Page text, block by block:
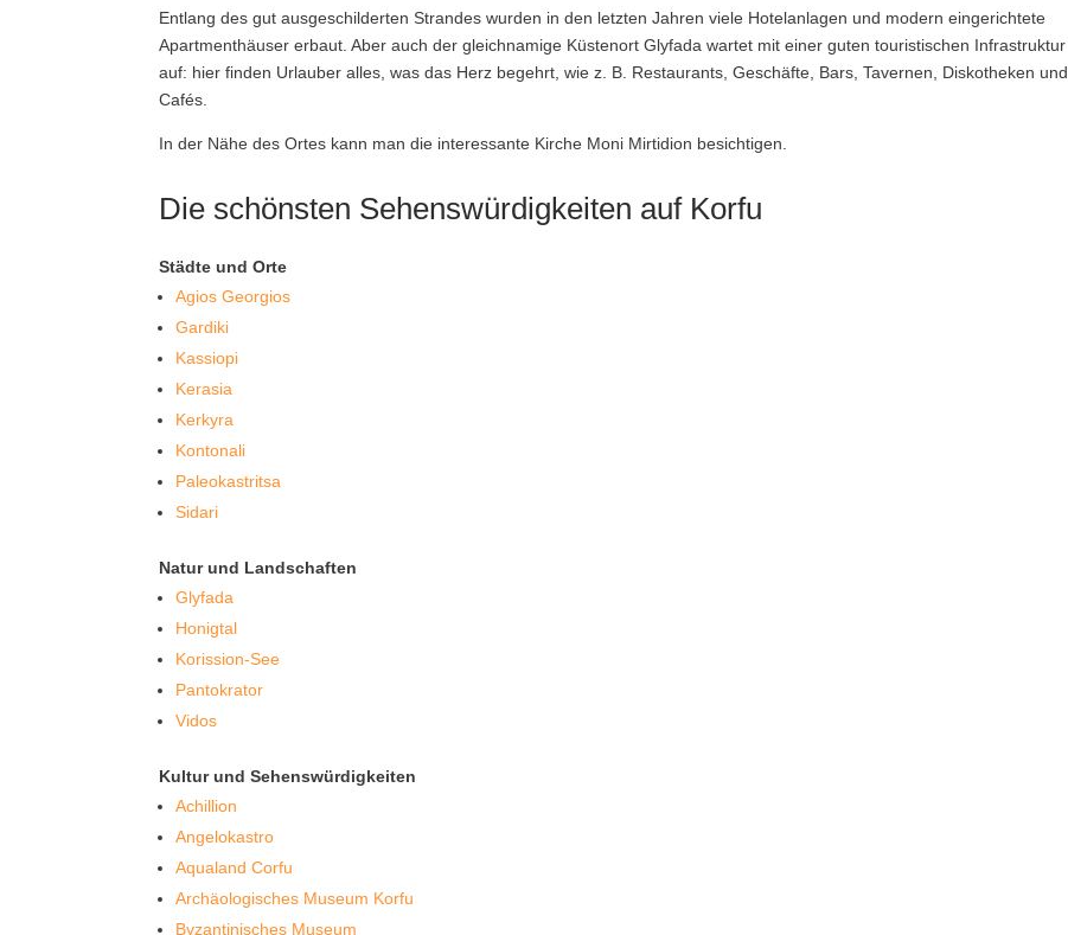
Entlang des gut ausgeschilderten Strandes wurden in den letzten Jahren viele Hotelanlagen und modern eingerichtete
Apartmenthäuser erbaut. Aber auch der gleichnamige Küstenort Glyfada wartet mit einer guten touristischen Infrastruktur
auf: hier finden Urlauber alles, was das Herz begehrt, wie z. B. Restaurants, Geschäfte, Bars, Tavernen, Diskotheken und
Cafés.
In der Nähe des Ortes kann man die interessante Kirche Moni Mirtidion besichtigen.
Die schönsten Sehenswürdigkeiten auf Korfu
Städte und Orte
Agios Georgios
Gardiki
Kassiopi
Kerasia
Kerkyra
Kontonali
Paleokastritsa
Sidari
Natur und Landschaften
Glyfada
Honigtal
Korission-See
Pantokrator
Vidos
Kultur und Sehenswürdigkeiten
Achillion
Angelokastro
Aqualand Corfu
Archäologisches Museum Korfu
Byzantinisches Museum